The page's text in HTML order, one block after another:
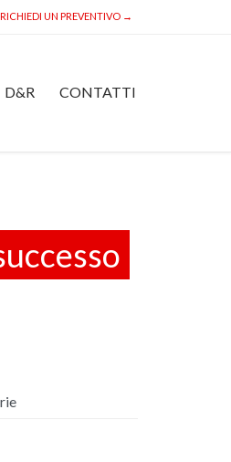
RICHIEDI UN PREVENTIVO →
D&R CONTATTI